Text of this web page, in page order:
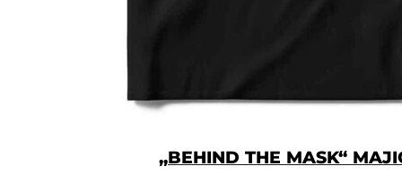
„BEHIND THE MASK“